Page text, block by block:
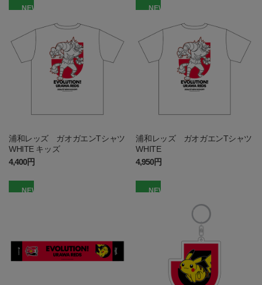
NEW
浦和レッズ ガオガエンTシャツ
WHITE キッズ
4,400円
NEW
浦和レッズ ガオガエンTシャツ
WHITE
4,950円
NEW NEW